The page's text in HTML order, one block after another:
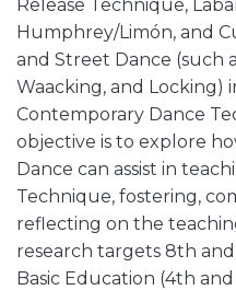
Release Technique,
Humphrey/Limón, and
and Street Dance (such
Waacking, and Locking)
Contemporary Dance
objective is to explore
Dance can assist in
Technique, fostering,
reflecting on the
research targets 8th
Basic Education (4th